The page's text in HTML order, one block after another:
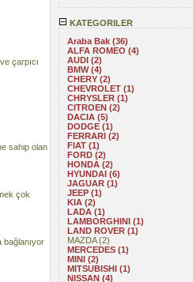
KATEGORILER
Araba Bak (36)
ALFA ROMEO (4)
AUDI (2)
BMW (4)
CHERY (2)
CHEVROLET (1)
CHRYSLER (1)
CITROEN (2)
DACIA (5)
DODGE (1)
FERRARI (2)
FIAT (1)
FORD (2)
HONDA (2)
HYUNDAI (6)
JAGUAR (1)
JEEP (1)
KIA (2)
LADA (1)
LAMBORGHINI (1)
LAND ROVER (1)
MAZDA (2)
MERCEDES (1)
MINI (2)
MITSUBISHI (1)
NISSAN (4)
çarpıcı
sahip olan
çok
bağlanıyor